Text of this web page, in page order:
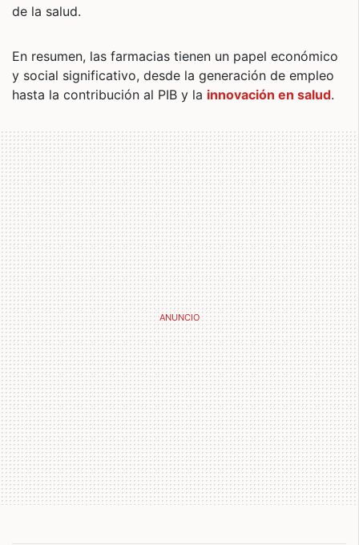
de la salud.
En resumen, las farmacias tienen un papel económico
y social significativo, desde la generación de empleo
hasta la contribución al PIB y la innovación en salud.